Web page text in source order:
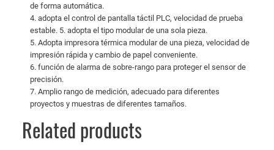
de forma automática.
4. adopta el control de pantalla táctil PLC, velocidad de prueba
estable. 5. adopta el tipo modular de una sola pieza.
5. Adopta impresora térmica modular de una pieza, velocidad de
impresión rápida y cambio de papel conveniente.
6. función de alarma de sobre-rango para proteger el sensor de
precisión.
7. Amplio rango de medición, adecuado para diferentes
proyectos y muestras de diferentes tamaños.
Related products